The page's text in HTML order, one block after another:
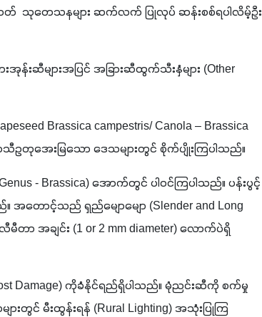
ာတ်  သုတေသနများ ဆက်လက် ပြုလုပ် ဆန်းစစ်ရပါလိမ့်ဦး
းအုန်းဆီများအပြင် အခြားဆီထွက်သီးနှံများ (Other
Brassica campestris/ Canola – Brassica
ာသီဥတုအေးမြသော ဒေသများတွင် စိုက်ပျိုးကြပါသည်။
- Brassica) အောက်တွင် ပါဝင်ကြပါသည်။ ပန်းပွင့်
ာင့်သည် ရှည်မျောမျော (Slender and Long
မီတာ အချင်း (1 or 2 mm diameter) လောက်ပဲရှိ
Damage) ကိုခံနိုင်ရည်ရှိပါသည်။ မုံညင်းဆီကို စက်မှု
ားတွင် မီးထွန်းရန် (Rural Lighting) အသုံးပြုကြ